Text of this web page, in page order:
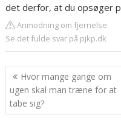
det derfor, at du opsøger
Anmodning om fjernelse
Se det fulde svar på pjkp.dk
Indlægsnavigation
Hvor mange gange om
ugen skal man træne for at
tabe sig?